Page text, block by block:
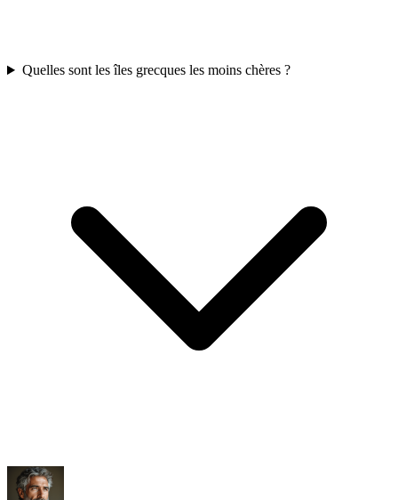
Quelles sont les îles grecques les moins chères ?